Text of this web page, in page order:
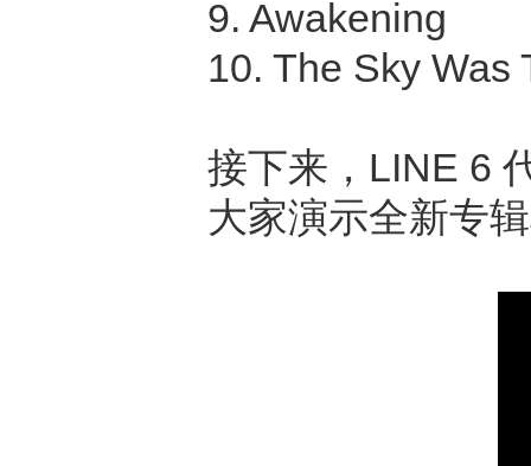
9. Awakening
10. The Sky Was
接下来，LINE 6
大家演示全新专